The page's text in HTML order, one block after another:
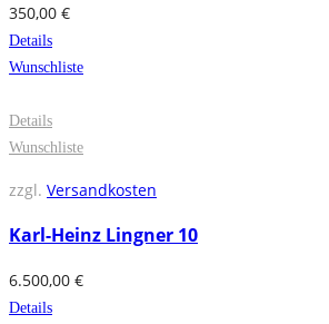
350,00 €
Details
Wunschliste
Details
Wunschliste
zzgl. Versandkosten
Karl-Heinz Lingner 10
6.500,00 €
Details